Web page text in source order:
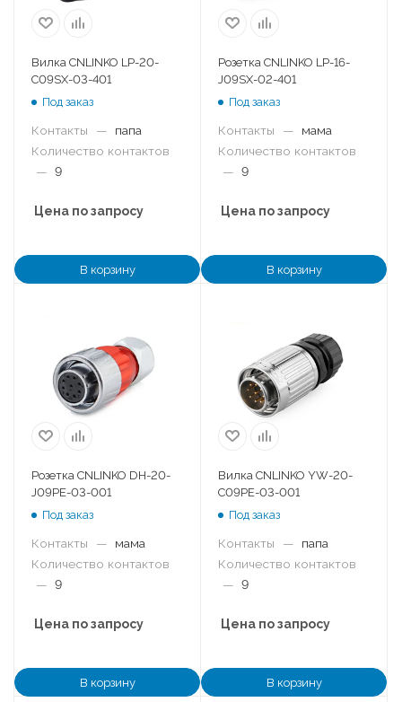
Вилка CNLINKO LP-20-
C09SX-03-401
Под заказ
Контакты —
папа
Количество контактов
— 9
Цена по запросу
В корзину
Розетка CNLINKO LP-16-
J09SX-02-401
Под заказ
Контакты —
мама
Количество контактов
— 9
Цена по запросу
В корзину
Розетка CNLINKO DH-20-
J09PE-03-001
Под заказ
Контакты —
мама
Количество контактов
— 9
Цена по запросу
В корзину
Вилка CNLINKO YW-20-
C09PE-03-001
Под заказ
Контакты —
папа
Количество контактов
— 9
Цена по запросу
В корзину